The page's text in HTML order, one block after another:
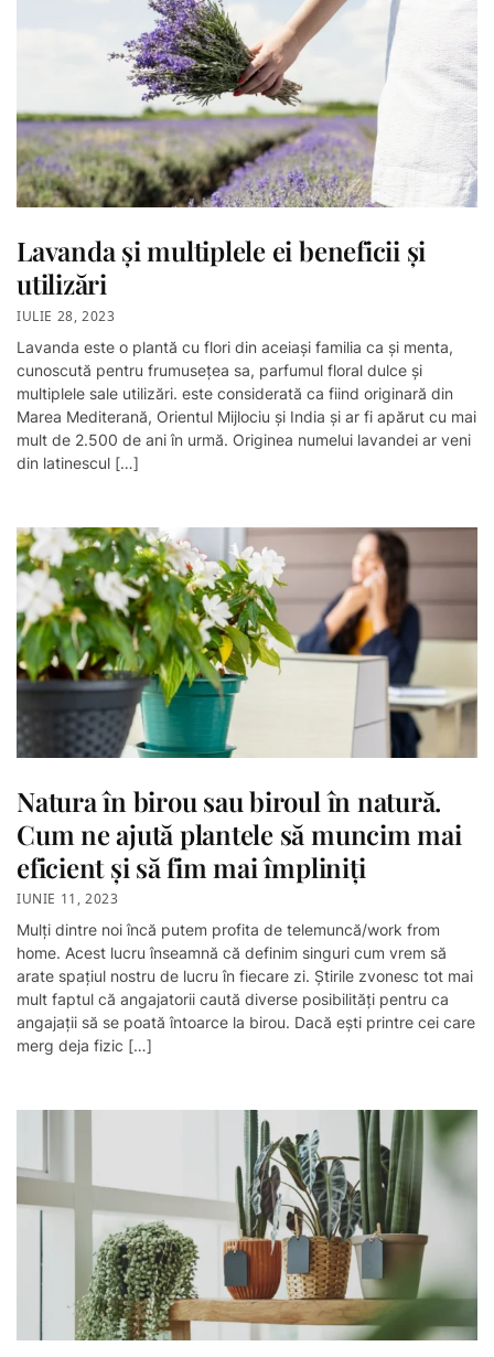
Lavanda și multiplele ei beneficii și
utilizări
IULIE 28, 2023
Lavanda este o plantă cu flori din aceiași familia ca și menta,
cunoscută pentru frumusețea sa, parfumul floral dulce și
multiplele sale utilizări. este considerată ca fiind originară din
Marea Mediterană, Orientul Mijlociu și India și ar fi apărut cu mai
mult de 2.500 de ani în urmă. Originea numelui lavandei ar veni
din latinescul […]
Natura în birou sau biroul în natură.
Cum ne ajută plantele să muncim mai
eficient și să fim mai împliniți
IUNIE 11, 2023
Mulți dintre noi încă putem profita de telemuncă/work from
home. Acest lucru înseamnă că definim singuri cum vrem să
arate spațiul nostru de lucru în fiecare zi. Știrile zvonesc tot mai
mult faptul că angajatorii caută diverse posibilități pentru ca
angajații să se poată întoarce la birou. Dacă ești printre cei care
merg deja fizic […]